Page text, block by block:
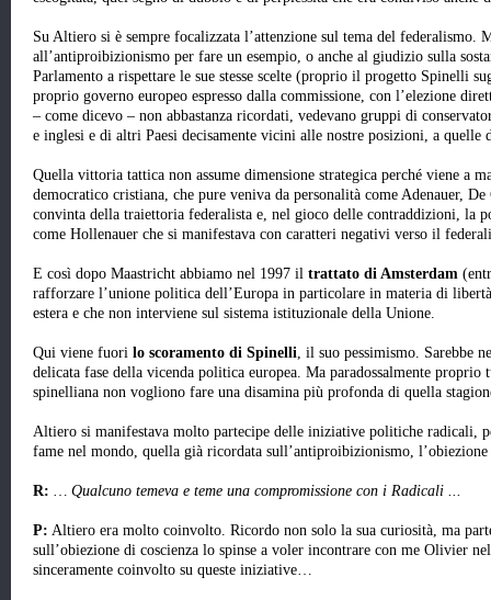
Su Altiero si è sempre focalizzata l’attenzione sul tema del
all’antiproibizionismo per fare un esempio, o anche al giudizio sulla
Parlamento a rispettare le sue stesse scelte (proprio il progetto Spinelli
proprio governo europeo espresso dalla commissione, con l’elezione
– come dicevo – non abbastanza ricordati, vedevano gruppi di
e inglesi e di altri Paesi decisamente vicini alle nostre posizioni, a quelle
Quella vittoria tattica non assume dimensione strategica perché viene a
democratico cristiana, che pure veniva da personalità come Adenauer, De
convinta della traiettoria federalista e, nel gioco delle contraddizioni, la
come Hollenauer che si manifestava con caratteri negativi verso il
E così dopo Maastricht abbiamo nel 1997 il trattato di Amsterdam
rafforzare l’unione politica dell’Europa in particolare in materia di
estera e che non interviene sul sistema istituzionale della Unione.
Qui viene fuori lo scoramento di Spinelli, il suo pessimismo. Sarebbe
delicata fase della vicenda politica europea. Ma paradossalmente
spinelliana non vogliono fare una disamina più profonda di quella
Altiero si manifestava molto partecipe delle iniziative politiche radicali,
fame nel mondo, quella già ricordata sull’antiproibizionismo,
R: … Qualcuno temeva e teme una compromissione con i Radicali ...
P: Altiero era molto coinvolto. Ricordo non solo la sua curiosità, ma
sull’obiezione di coscienza lo spinse a voler incontrare con me Olivier
sinceramente coinvolto su queste iniziative…